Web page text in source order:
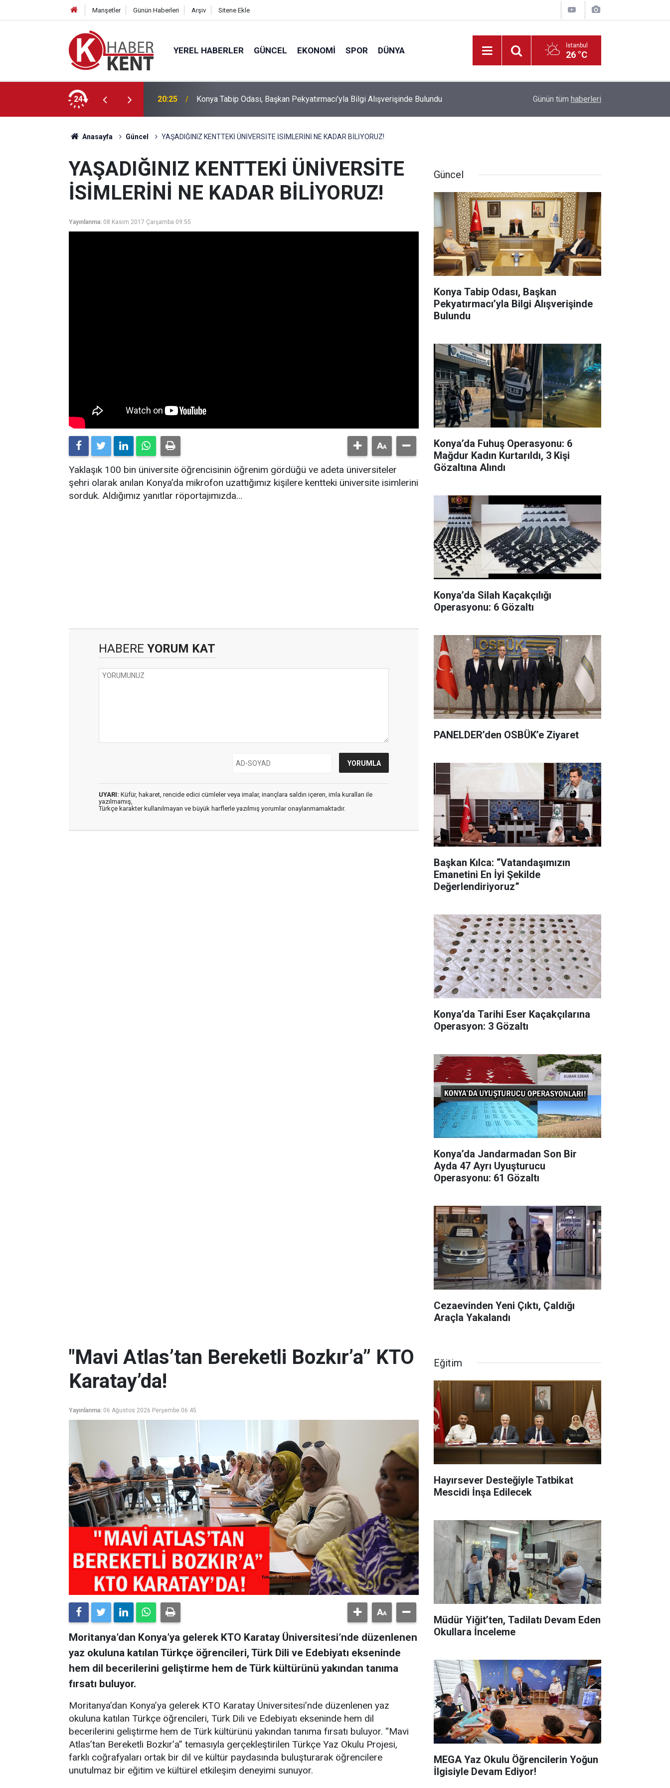
Manşetler Günün Haberleri Arşiv Sitene Ekle
YEREL HABERLER GÜNCEL EKONOMI SPOR DÜNYA İstanbul
26 °C
24
Başkan Pekyatırmacı’yla Bilgi Alışverişinde Bulundu 18:14 Konya’da Fuhuş Operasyonu: 6 Mağdur Kadın Kurtarıldı, 3 Kişi Gözaltına Alındı Konya’da Silah Kaçakçılığı Operasyonu: 6
Günün tüm haberleri
Anasayfa Güncel YAŞADIĞINIZ KENTTEKİ ÜNİVERSİTE İSİMLERİNİ NE KADAR BİLİYORUZ!
YAŞADIĞINIZ KENTTEKİ ÜNİVERSİTE
İSİMLERİNİ NE KADAR BİLİYORUZ!
Yayınlanma: 08 Kasım 2017 Çarşamba 09:55
Yaklaşık 100 bin üniversite öğrencisinin öğrenim gördüğü ve adeta üniversiteler
şehri olarak anılan Konya’da mikrofon uzattığımız kişilere kentteki üniversite isimlerini
sorduk. Aldığımız yanıtlar röportajımızda…
HABERE YORUM KAT
UYARI: Küfür, hakaret, rencide edici cümleler veya imalar, inançlara saldırı içeren, imla kuralları ile
yazılmamış,
Türkçe karakter kullanılmayan ve büyük harflerle yazılmış yorumlar onaylanmamaktadır.
Güncel
Konya Tabip Odası, Başkan
Pekyatırmacı’yla Bilgi Alışverişinde
Bulundu
Konya’da Fuhuş Operasyonu: 6
Mağdur Kadın Kurtarıldı, 3 Kişi
Gözaltına Alındı
Konya’da Silah Kaçakçılığı
Operasyonu: 6 Gözaltı
PANELDER’den OSBÜK’e Ziyaret
Başkan Kılca: “Vatandaşımızın
Emanetini En İyi Şekilde
Değerlendiriyoruz”
Konya’da Tarihi Eser Kaçakçılarına
Operasyon: 3 Gözaltı
Konya’da Jandarmadan Son Bir
Ayda 47 Ayrı Uyuşturucu
Operasyonu: 61 Gözaltı
Cezaevinden Yeni Çıktı, Çaldığı
Araçla Yakalandı
"Mavi Atlas’tan Bereketli Bozkır’a” KTO
Karatay’da!
Yayınlanma: 06 Ağustos 2026 Perşembe 06:45
Moritanya’dan Konya’ya gelerek KTO Karatay Üniversitesi’nde düzenlenen
yaz okuluna katılan Türkçe öğrencileri, Türk Dili ve Edebiyatı ekseninde
hem dil becerilerini geliştirme hem de Türk kültürünü yakından tanıma
fırsatı buluyor.
Moritanya’dan Konya’ya gelerek KTO Karatay Üniversitesi’nde düzenlenen yaz
okuluna katılan Türkçe öğrencileri, Türk Dili ve Edebiyatı ekseninde hem dil
becerilerini geliştirme hem de Türk kültürünü yakından tanıma fırsatı buluyor. “Mavi
Atlas’tan Bereketli Bozkır’a” temasıyla gerçekleştirilen Türkçe Yaz Okulu Projesi,
farklı coğrafyaları ortak bir dil ve kültür paydasında buluşturarak öğrencilere
unutulmaz bir eğitim ve kültürel etkileşim deneyimi sunuyor.
Eğitim
Hayırsever Desteğiyle Tatbikat
Mescidi İnşa Edilecek
Müdür Yiğit’ten, Tadilatı Devam Eden
Okullara İnceleme
MEGA Yaz Okulu Öğrencilerin Yoğun
İlgisiyle Devam Ediyor!